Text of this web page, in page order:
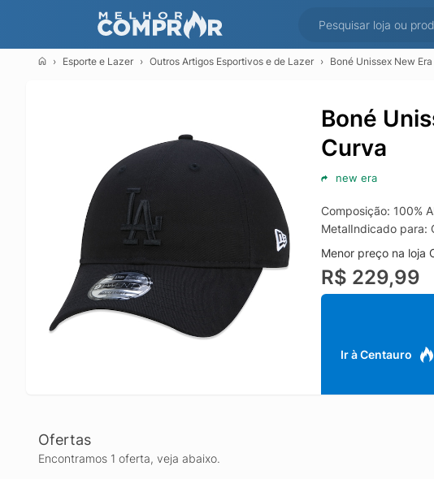
Esporte e Lazer Outros Artigos Esportivos e de Lazer Boné Unissex New
Boné
Curva
new era
Composição: 100%
MetalIndicado para:
Menor preço na loja
R$ 229,99
Ir à Centauro
Ofertas
Encontramos 1 oferta, veja abaixo.